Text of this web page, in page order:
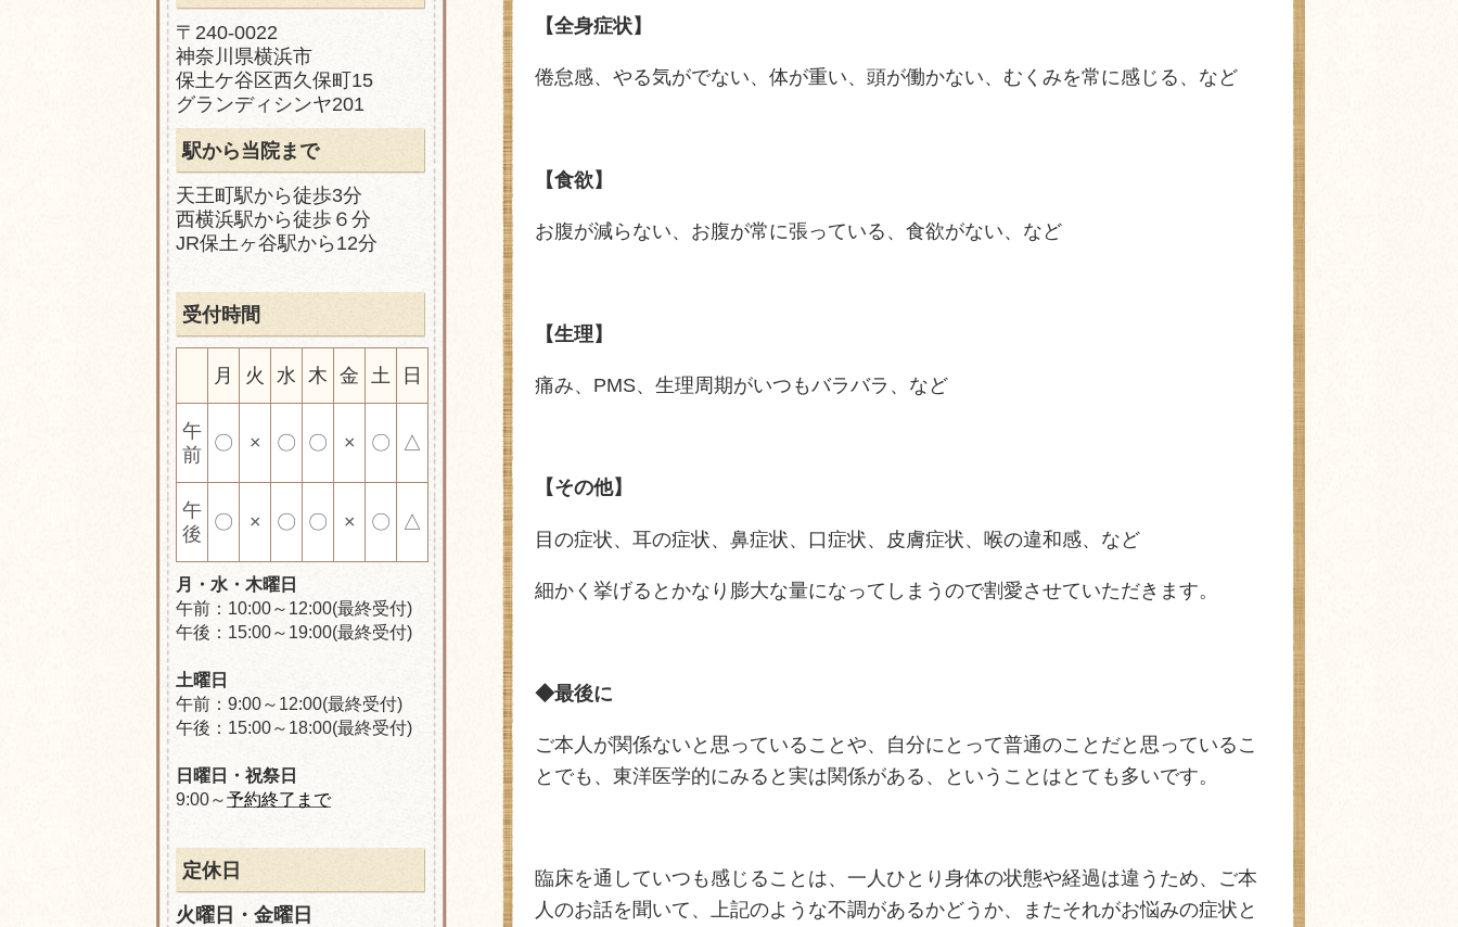
【全身症状】
倦怠感、やる気がでない、体が重い、頭が働かない、むくみを常に感じる、など
【食欲】
お腹が減らない、お腹が常に張っている、食欲がない、など
【生理】
痛み、 PMS、生理周期がいつもバラバラ、など
【その他】
目の症状、耳の症状、鼻症状、口症状、皮膚症状、喉の違和感、など
細かく挙げるとかなり膨大な量になってしまうので割愛させていただきます。
◆最後に
ご本人が関係ないと思っていることや、自分にとって普通のことだと思っているこ
とでも、東洋医学的にみると実は関係がある、ということはとても多いです。
臨床を通していつも感じることは、一人ひとり身体の状態や経過は違うため、ご本
人のお話を聞いて、上記のような不調があるかどうか、またそれがお悩みの症状と
〒240-0022
神奈川県横浜市
保土ケ谷区西久保町15
グランディシンヤ201
駅から当院まで
天王町駅から徒歩3分
西横浜駅から徒歩６分
JR保土ヶ谷駅から12分
受付時間
月 火 水 木 金 土 日
午
前
〇 × 〇 〇 × 〇 △
午
後
〇 × 〇 〇 × 〇 △
月・水・木曜日
午前：10:00～12:00(最終受付)
午後：15:00～19:00(最終受付)
土曜日
午前：9:00～12:00(最終受付)
午後：15:00～18:00(最終受付)
日曜日・祝祭日
9:00～予約終了まで
定休日
火曜日・金曜日